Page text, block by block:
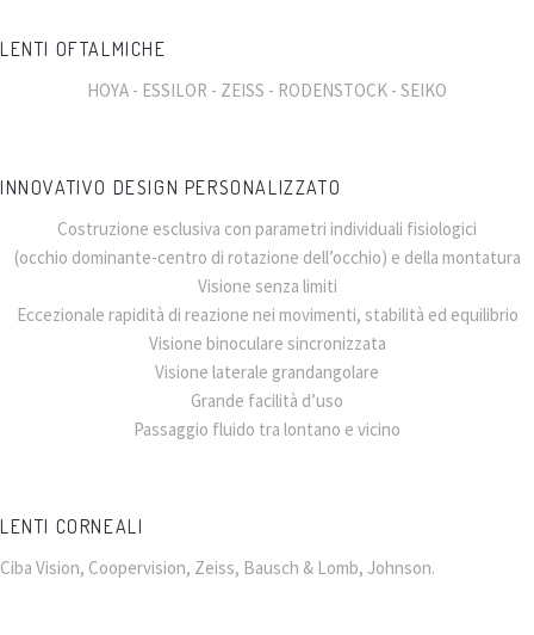
LENTI OFTALMICHE
HOYA - ESSILOR - ZEISS - RODENSTOCK - SEIKO
INNOVATIVO DESIGN PERSONALIZZATO
Costruzione esclusiva con parametri individuali fisiologici
(occhio dominante-centro di rotazione dell’occhio) e della montatura
Visione senza limiti
Eccezionale rapidità di reazione nei movimenti, stabilità ed equilibrio
Visione binoculare sincronizzata
Visione laterale grandangolare
Grande facilità d’uso
Passaggio fluido tra lontano e vicino
LENTI CORNEALI
Ciba Vision, Coopervision, Zeiss, Bausch & Lomb, Johnson.